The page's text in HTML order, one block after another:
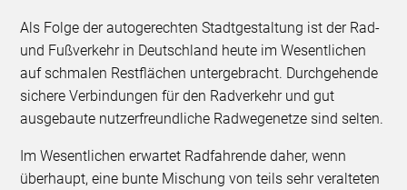
Als Folge der autogerechten Stadtgestaltung ist der Rad-
und Fußverkehr in Deutschland heute im Wesentlichen
auf schmalen Restflächen untergebracht. Durchgehende
sichere Verbindungen für den Radverkehr und gut
ausgebaute nutzerfreundliche Radwegenetze sind selten.
Im Wesentlichen erwartet Radfahrende daher, wenn
überhaupt, eine bunte Mischung von teils sehr veralteten